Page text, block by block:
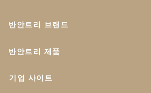
반얀트리 브랜드
반얀트리 제품
기업 사이트